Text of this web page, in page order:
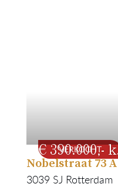
VERKOCHT
390.000
73
Nobelstraat 73 A
3039 SJ Rotterdam